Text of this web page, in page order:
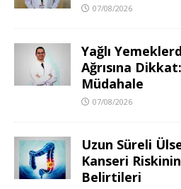
07/08/2026
Yağlı
Ağrısına
Müdahale
07/08/2026
Uzun Süreli
Kanseri
Belirtileri